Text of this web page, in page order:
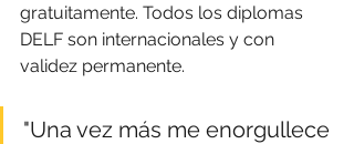
gratuitamente. Todos los diplomas
DELF son internacionales y con
validez permanente.
"Una vez más me enorgullece